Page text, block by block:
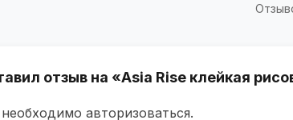
отзыв на «Asia Rise клейкая
авторизоваться.